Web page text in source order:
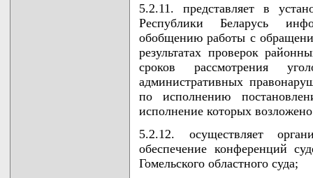
5.2.11. представляет в
Республики Беларусь
обобщению работы с
результатах проверок
сроков рассмотрения
административных
по исполнению
исполнение которых
5.2.12. осуществляет
обеспечение конференций
Гомельского областного суда;